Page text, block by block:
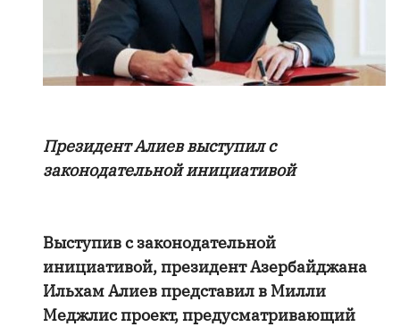
Президент Алиев выступил с
законодательной инициативой
Выступив с законодательной
инициативой, президент Азербайджана
Ильхам Алиев представил в Милли
Меджлис проект, предусматривающий